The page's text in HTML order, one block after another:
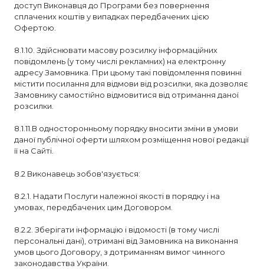
доступ Виконавця до Програми без повернення
сплачених коштів у випадках передбачених цією
Офертою.
8.1.10. Здійснювати масову розсилку інформаційних
повідомлень (у тому числі рекламних) на електронну
адресу Замовника. При цьому такі повідомлення повинні
містити посилання для відмови від розсилки, яка дозволяє
Замовнику самостійно відмовитися від отримання даної
розсилки.
8.1.11.В односторонньому порядку вносити зміни в умови
даної публічної оферти шляхом розміщення нової редакції
її на Сайті.
8.2 Виконавець зобов'язується:
8.2.1. Надати Послуги належної якості в порядку і на
умовах, передбачених цим Договором.
8.2.2. Зберігати інформацію і відомості (в тому числі
персональні дані), отримані від Замовника на виконання
умов цього Договору, з дотриманням вимог чинного
законодавства України.